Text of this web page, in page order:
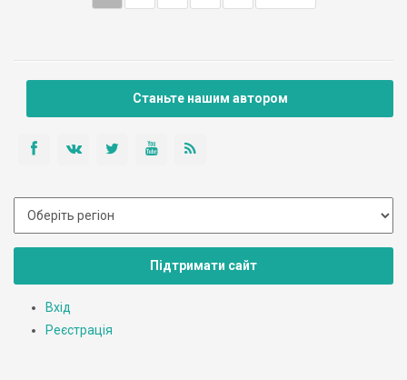
Станьте нашим автором
Підтримати сайт
Вхід
Реєстрація